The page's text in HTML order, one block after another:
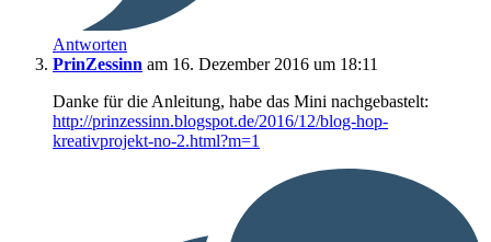
Antworten
PrinZessinn am 16. Dezember 2016 um 18:11
Danke für die Anleitung, habe das Mini nachgebastelt:
http://prinzessinn.blogspot.de/2016/12/blog-hop-
kreativprojekt-no-2.html?m=1